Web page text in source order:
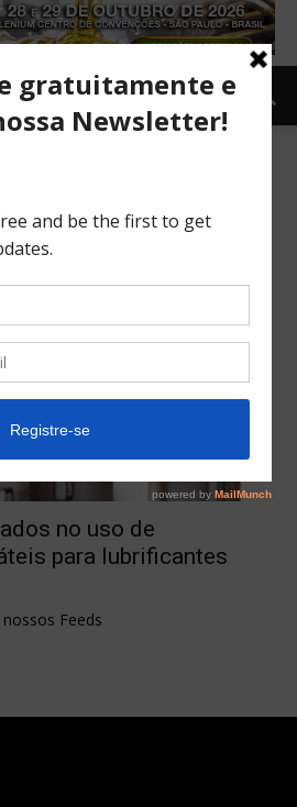
portáteis para
no uso de
para lubrificantes
nossos Feeds